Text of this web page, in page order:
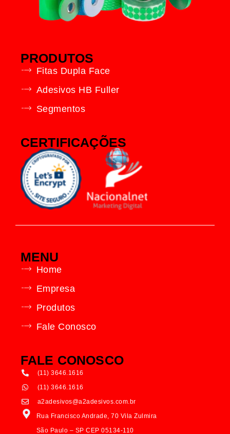
PRODUTOS
Fitas Dupla Face
Adesivos HB Fuller
Segmentos
CERTIFICAÇÕES
MENU
Home
Empresa
Produtos
Fale Conosco
FALE CONOSCO
(11) 3646.1616
(11) 3646.1616
a2adesivos@a2adesivos.com.br
Rua Francisco Andrade, 70 Vila Zulmira
São Paulo – SP CEP 05134-110